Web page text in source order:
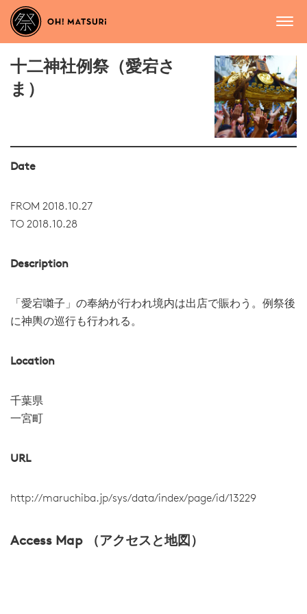
十二神社例祭（愛宕さ
ま）
Date
FROM 2018.10.27
TO 2018.10.28
Description
「愛宕囃子」の奉納が行われ境内は出店で賑わう。例祭後
に神輿の巡行も行われる。
Location
千葉県
一宮町
URL
http://maruchiba.jp/sys/data/index/page/id/13229
Access Map （アクセスと地図）